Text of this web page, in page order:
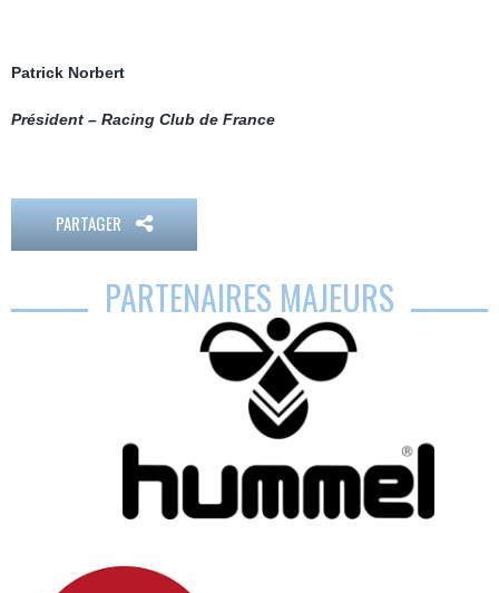
Patrick Norbert
Président – Racing Club de France
PARTAGER
PARTENAIRES MAJEURS